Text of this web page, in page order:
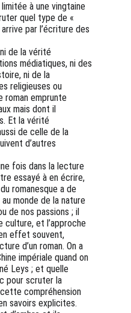
à une vingtaine
quel type de «
par l’écriture des
de la vérité
médiatiques, ni des
ni de la
religieuses ou
roman emprunte
mais dont il
Et la vérité
de celle de la
d’autres
fois dans la lecture
essayé à en écrire,
romanesque a de
monde de la nature
de nos passions ; il
et l’approche
effet souvent,
d’un roman. On a
impériale quand on
Leys ; et quelle
pour scruter la
compréhension
savoirs explicites.